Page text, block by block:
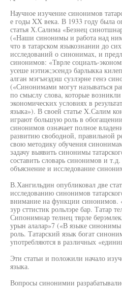
Научное изучение синонимов
е годы XX века. В 1933 году была
статья Х.Салима «Безнец
(«Наши синонимы и работа над
что в татарском языкознании до
исследований о синонимах, и
синонимов: «Тврле социалъ-
усеше нэтиж;эсендэ барлыкка
алган мэгънэдэш сузлэрне генэ
(«Синонимами могут называться
по смыслу слова, которые
экономических условиях в
языка»). В своей статье X.Салим
играют большую роль в
синонимов означает полное
развитию свободной, правильной
свою методику обучения
задачу выявить синонимы
составить словарь синонимов и
объяснение и исследование
В.Хангильдин опубликовал две
исследованию синонимов
внимание на функции синонимов.
зур сттистик рольлэре бар. Татар
Сипонимнар телнец тврле
урын алалар»7 («В языке
роль. Татарский язык богат
употребляются в различных
Эти статьи и положили начало
языка.
Вопросы синонимии